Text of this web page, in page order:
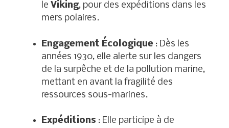
le Viking, pour des expéditions dans les
mers polaires.
Engagement Écologique : Dès les
années 1930, elle alerte sur les dangers
de la surpêche et de la pollution marine,
mettant en avant la fragilité des
ressources sous-marines.
Expéditions : Elle participe à de